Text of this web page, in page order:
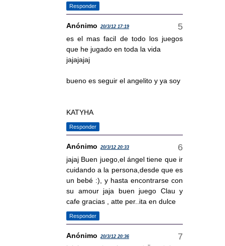
Responder
Anónimo 20/3/12 17:19
es el mas facil de todo los juegos
que he jugado en toda la vida
jajajajaj
bueno es seguir el angelito y ya soy
KATYHA
Responder
Anónimo 20/3/12 20:33
jajaj Buen juego,el ángel tiene que ir
cuidando a la persona,desde que es
un bebé :), y hasta encontrarse con
su amour jaja buen juego Clau y
cafe gracias , atte per..ita en dulce
Responder
Anónimo 20/3/12 20:36